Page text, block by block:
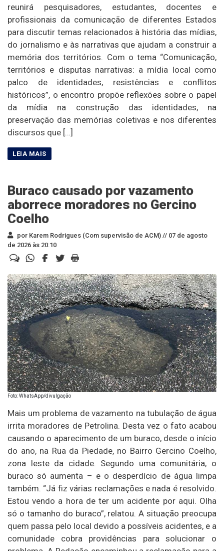
reunirá pesquisadores, estudantes, docentes e
profissionais da comunicação de diferentes Estados
para discutir temas relacionados à história das mídias,
do jornalismo e às narrativas que ajudam a construir a
memória dos territórios. Com o tema “Comunicação,
territórios e disputas narrativas: a mídia local como
palco de identidades, resistências e conflitos
históricos”, o encontro propõe reflexões sobre o papel
da mídia na construção das identidades, na
preservação das memórias coletivas e nos diferentes
discursos que […]
Buraco causado por vazamento
aborrece moradores no Gercino
Coelho
por Karem Rodrigues (Com supervisão de ACM) // 07 de agosto
de 2026 às 20:10
Foto: WhatsApp/divulgação
Mais um problema de vazamento na tubulação de água
irrita moradores de Petrolina. Desta vez o fato acabou
causando o aparecimento de um buraco, desde o início
do ano, na Rua da Piedade, no Bairro Gercino Coelho,
zona leste da cidade. Segundo uma comunitária, o
buraco só aumenta – e o desperdício de água limpa
também. “Já fiz várias reclamações e nada é resolvido.
Estou vendo a hora de ter um acidente por aqui. Olha
só o tamanho do buraco”, relatou. A situação preocupa
quem passa pelo local devido a possíveis acidentes, e a
comunidade cobra providências para solucionar o